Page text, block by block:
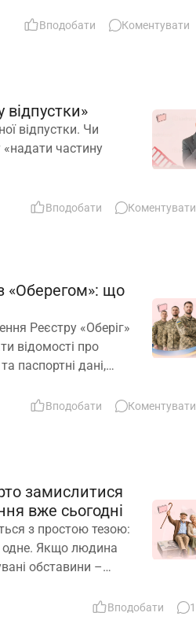
із виконанням
Вподобати Коментувати
відпустки. Чи
«надати частину
Вподобати Коментувати
«Оберегом»: що
Реєстру «Оберіг»
відомості про
паспортні дані,
Вподобати Коментувати
замислитися
вже сьогодні
з простою тезою:
одне. Якщо людина
обставини –
диверсифікаціяВподобати 1